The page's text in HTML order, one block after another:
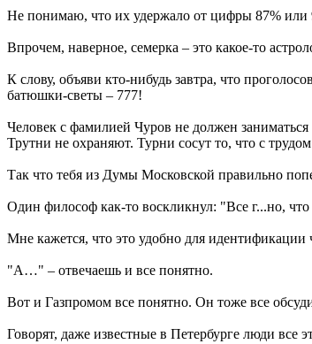
Не понимаю, что их удержало от цифры 87% или
Впрочем, наверное, семерка – это какое-то
К слову, объяви кто-нибудь завтра, что
батюшки-светы – 777!
Человек с фамилией Чуров не должен
Трутни не охраняют. Турни сосут то, что с
Так что тебя из Думы Московской правильно
Один философ как-то воскликнул: "Все г...но, что
Мне кажется, что это удобно для
"А…" – отвечаешь и все понятно.
Вот и Газпромом все понятно. Он тоже все
Говорят, даже известные в Петербурге люди все